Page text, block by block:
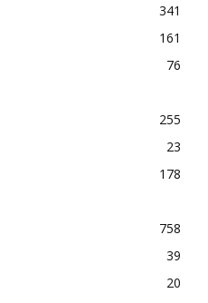
341
161
76
255
23
178
758
39
20